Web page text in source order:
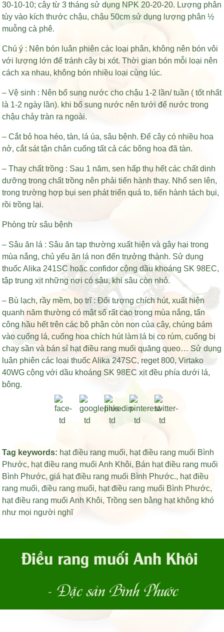
30-10-10; cây từ 3 tháng sử dụng NPK 20-20-20. Lượng phân
tùy vào kích thước chậu, chậu 50cm sử dụng lượng phân ½
muỗng cà phê.
Chú ý : Nên bón luân phiên các loại phân, không nên bón vôi
với lượng lớn để tránh cây bị xót. Thời gian bón mỗi loại nên
cách xa nhau, không bón nhiều loại cùng lúc.
– Vệ sinh : Nên bổ sung nước cho chậu 1-2 lần/ tuần ( tốt nhất
là 1-2 ngày lần). khi bổ sung nước nên tưới để nước trong
chậu chảy tràn ra ngoài.
– Cắt bỏ hoa héo, tàn, lá úa, sâu bệnh. Để cây có nhiều hoa
nở, cắt sát tận chân cuống tất cả các bông hoa đã tàn.
– Thay chất trồng : Sau 1 năm, sen hấp thụ hết các chất dinh
dưỡng trong chất trồng nên phải tiến hành thay. Nhổ sen lên,
trong trường hợp bụi sen phát triển quá to, tiến hành tách bụi,
rồi trồng lại.
Phòng trừ sâu bệnh
– Sâu ăn lá : Sâu ăn tạp thường xuất hiện và gây hại trong
mùa nắng, chủ yếu ăn lá non đến trưởng thành. Sử dụng
thuốc Alika 241SC hoặc confidor cộng dầu khoáng SK 98EC,
tập trung xịt những nơi có sâu, khi sâu còn nhỏ.
– Bù lạch, rầy mềm, bọ trĩ : Đối tượng chích hút, xuất hiện
quanh năm thường có mật số rất cao trong mùa nắng, tấn
công hầu hết trên các bộ phận còn non của cây, chúng bám
vào cuống lá, cuống hoa chích hút làm lá bị co rúm, cuống bị
chay sần và bán sỉ hạt điều rang muối quăng queo… Sử dụng
luân phiên các loại thuốc Alika 247SC, reget 800, Virtako
40WG cộng với dầu khoáng SK 98EC xịt đều phía dưới lá,
bông.
Tag keywords: hạt điều rang muối, hạt điều rang muối Bình
Phước, hạt điều rang muối Anh Khôi, Bán hạt điều rang muối
Bình Phước,giá hạt điều rang muối Bình Phước., hạt điều
rang muối,điều rang muối, hạt điều rang muối Bình Phước,
hạt điều rang muối Anh Khôi,Trồng sen bằng hạt không khó
như mọi người nghĩ
Điều rang muối Anh Khôi
- Đặc sản Bình Phước